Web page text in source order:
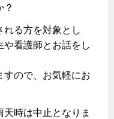
？
れる方を対象とし
看護師とお話をし
すので、お気軽にお
時は中止となりま